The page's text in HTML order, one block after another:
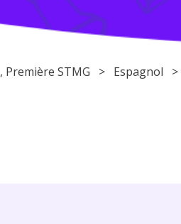
, Première STMG > Espagnol >